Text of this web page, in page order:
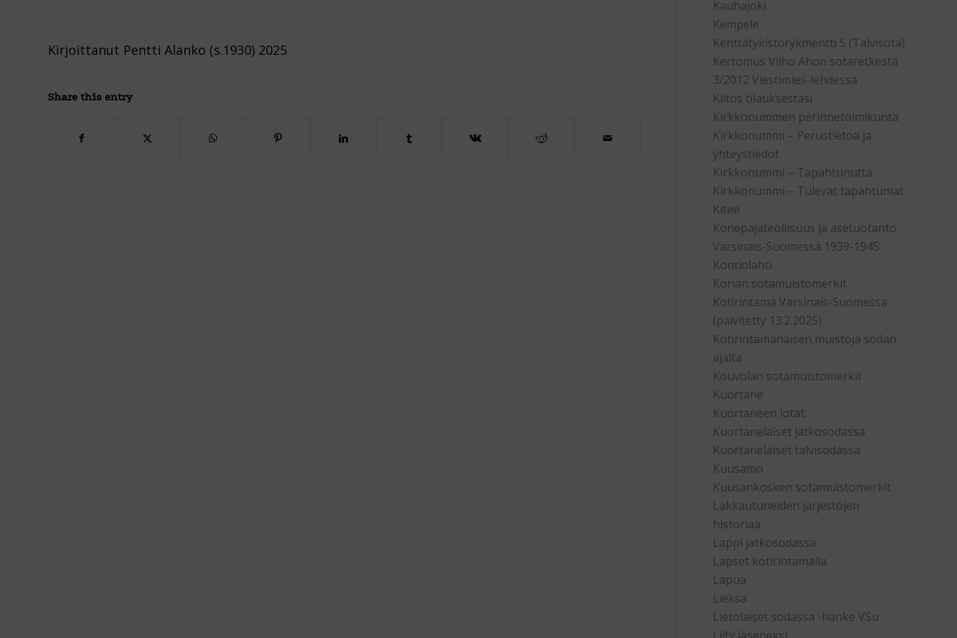
Kirjoittanut Pentti Alanko (s.1930) 2025
Share this entry
Kauhajoki
Kempele
Kenttätykistörykmentti 5 (Talvisota)
Kertomus Vilho Ahon sotaretkestä
3/2012 Viestimies-lehdessä
Kiitos tilauksestasi
Kirkkonummen perinnetoimikunta
Kirkkonummi – Perustietoa ja
yhteystiedot
Kirkkonummi – Tapahtunutta
Kirkkonummi – Tulevat tapahtumat
Kitee
Konepajateollisuus ja asetuotanto
Varsinais-Suomessa 1939-1945
Kontiolahti
Korian sotamuistomerkit
Kotirintama Varsinais-Suomessa
(päivitetty 13.2.2025)
Kotirintamanaisen muistoja sodan
ajalta
Kouvolan sotamuistomerkit
Kuortane
Kuortaneen lotat
Kuortanelaiset jatkosodassa
Kuortanelaiset talvisodassa
Kuusamo
Kuusankosken sotamuistomerkit
Lakkautuneiden järjestöjen
historiaa
Lappi jatkosodassa
Lapset kotirintamalla
Lapua
Lieksa
Lietolaiset sodassa -hanke VSu